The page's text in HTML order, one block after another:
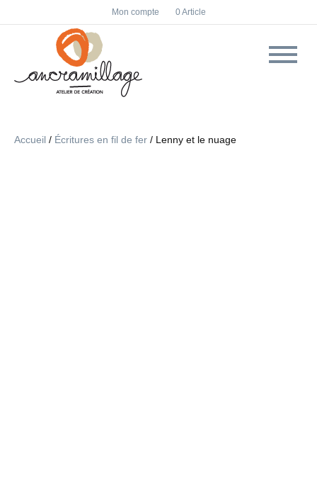
F
a
c
I
n
s
Mon compte 0 Article
Accueil / Écritures en fil de fer / Lenny et le nuage